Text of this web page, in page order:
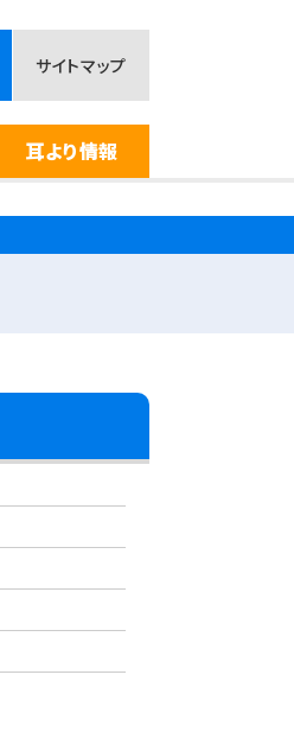
サイトマップ
耳より情報